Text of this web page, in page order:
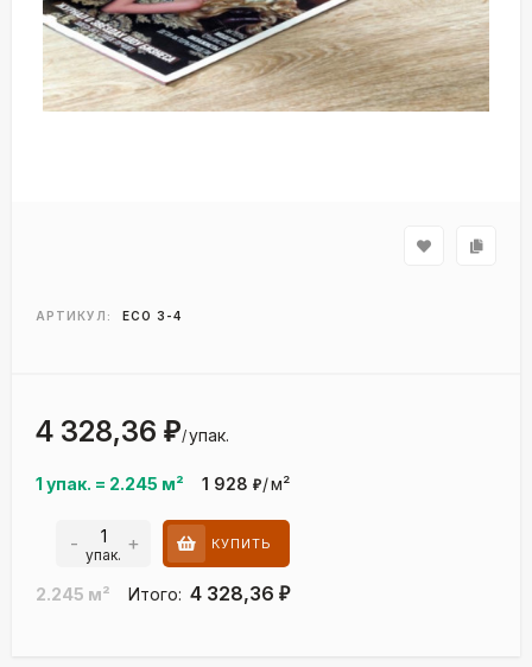
АРТИКУЛ: ECO 3-4
1 упак. = 2.245 м² 1 928 ₽/м²
4 328,36 ₽/упак.
- упак. + КУПИТЬ
2.245 м² Итого: 4 328,36 ₽